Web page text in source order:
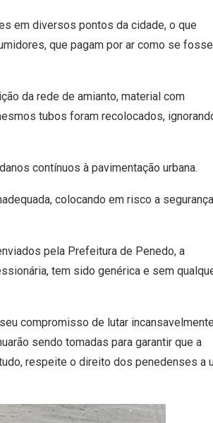
em diversos pontos da cidade, o que
que pagam por ar como se fosse
da rede de amianto, material com
tubos foram recolocados,
contínuos à pavimentação urbana.
colocando em risco a segurança
pela Prefeitura de Penedo, a
tem sido genérica e sem
compromisso de lutar incansavelmente
sendo tomadas para garantir que a
respeite o direito dos penedenses a